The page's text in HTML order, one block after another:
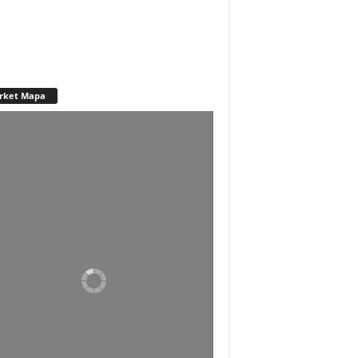
Mapa